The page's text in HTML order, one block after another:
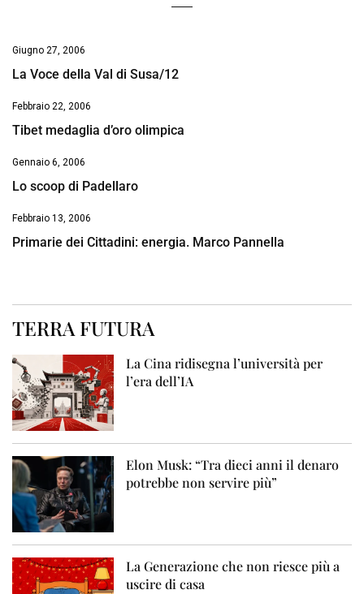
Giugno 27, 2006
La Voce della Val di Susa/12
Febbraio 22, 2006
Tibet medaglia d’oro olimpica
Gennaio 6, 2006
Lo scoop di Padellaro
Febbraio 13, 2006
Primarie dei Cittadini: energia. Marco Pannella
TERRA FUTURA
La Cina ridisegna l’università per
l’era dell’IA
Elon Musk: “Tra dieci anni il denaro
potrebbe non servire più”
La Generazione che non riesce più a
uscire di casa